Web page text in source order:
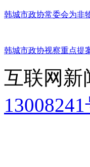
韩城市政协常委会为非
韩城市政协视察重点提
互联网新